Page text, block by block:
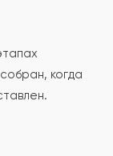
когда